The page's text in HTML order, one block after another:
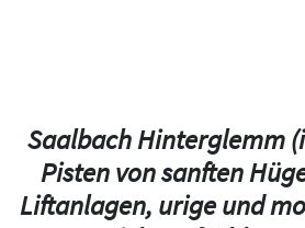
Saalbach Hinterglemm
Pisten von sanften
Liftanlagen, urige und